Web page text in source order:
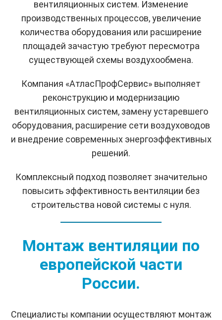
вентиляционных систем. Изменение
производственных процессов, увеличение
количества оборудования или расширение
площадей зачастую требуют пересмотра
существующей схемы воздухообмена.
Компания «АтласПрофСервис» выполняет
реконструкцию и модернизацию
вентиляционных систем, замену устаревшего
оборудования, расширение сети воздуховодов
и внедрение современных энергоэффективных
решений.
Комплексный подход позволяет значительно
повысить эффективность вентиляции без
строительства новой системы с нуля.
Монтаж вентиляции по
европейской части
России.
Специалисты компании осуществляют монтаж